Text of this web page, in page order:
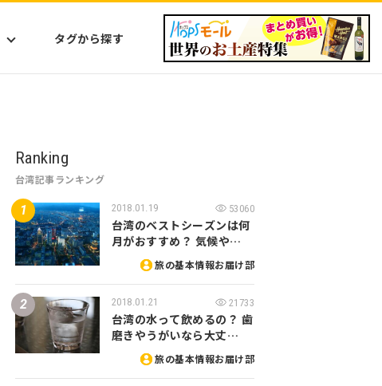
タグから探す
Ranking
台湾記事ランキング
2018.01.19 53060
台湾のベストシーズンは何
月がおすすめ？ 気候や…
旅の基本情報お届け部
2018.01.21 21733
台湾の水って飲めるの？ 歯
磨きやうがいなら大丈…
旅の基本情報お届け部